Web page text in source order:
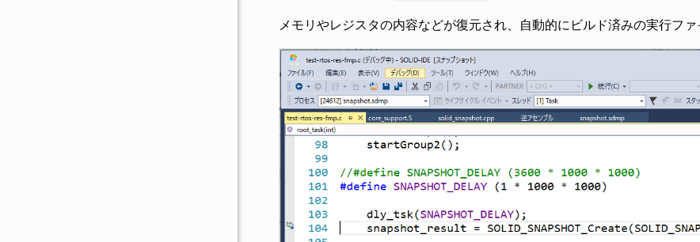
メモリやレジスタの内容などが復元され、自動的にビルド済みの実行フ